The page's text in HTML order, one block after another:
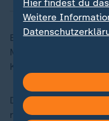
Ein weiterer
Milliarden aus dem
Klima- und
Das Ziel der
relativ weich: Im
Hier findest du
Weitere